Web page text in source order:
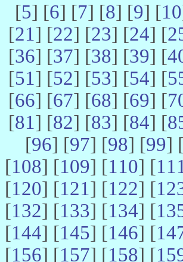
[5] [6] [7] [8] [9] [10
[21] [22] [23] [24] [
[36] [37] [38] [39] [
[51] [52] [53] [54] [
[66] [67] [68] [69] [
[81] [82] [83] [84] [
[96] [97] [98] [99] [
[108] [109] [110] [111
[120] [121] [122] [
[132] [133] [134] [
[144] [145] [146] [
[156] [157] [158] [